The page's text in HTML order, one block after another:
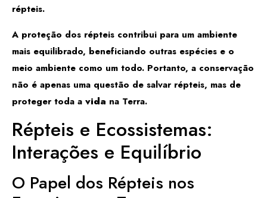
répteis.
A proteção dos répteis contribui para um ambiente
mais equilibrado, beneficiando outras espécies e o
meio ambiente como um todo. Portanto, a conservação
não é apenas uma questão de salvar répteis, mas de
proteger toda a vida na Terra.
Répteis e Ecossistemas:
Interações e Equilíbrio
O Papel dos Répteis nos